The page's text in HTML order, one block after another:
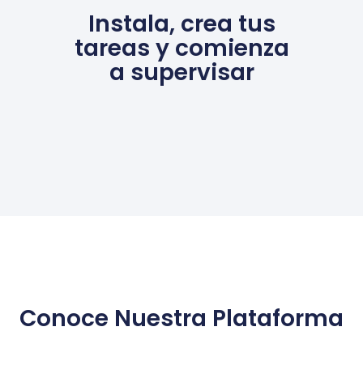
Instala, crea tus
tareas y comienza
a supervisar
Conoce Nuestra Plataforma